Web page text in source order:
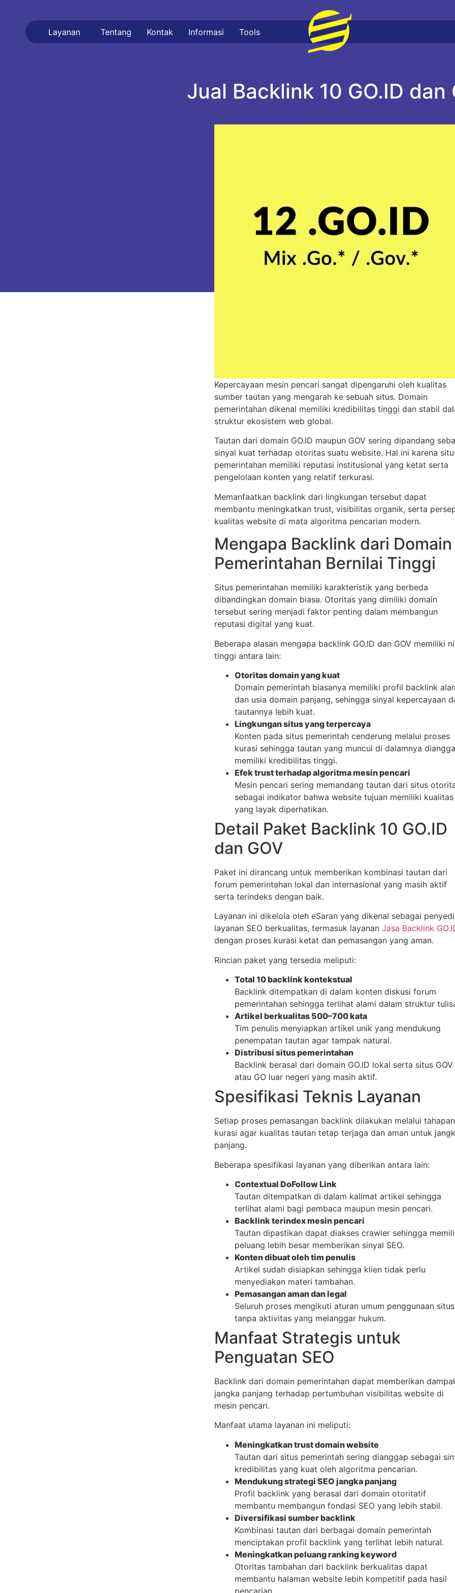
Layanan Tentang Kontak Informasi Tools
Jual Backlink 10 GO.ID dan
Kepercayaan mesin pencari sangat dipengaruhi oleh kualitas
sumber tautan yang mengarah ke sebuah situs. Domain
pemerintahan dikenal memiliki kredibilitas tinggi dan stabil
struktur ekosistem web global.
Tautan dari domain GO.ID maupun GOV sering dipandang
sinyal kuat terhadap otoritas suatu website. Hal ini karena
pemerintahan memiliki reputasi institusional yang ketat serta
pengelolaan konten yang relatif terkurasi.
Memanfaatkan backlink dari lingkungan tersebut dapat
membantu meningkatkan trust, visibilitas organik, serta
kualitas website di mata algoritma pencarian modern.
Mengapa Backlink dari Domain
Pemerintahan Bernilai Tinggi
Situs pemerintahan memiliki karakteristik yang berbeda
dibandingkan domain biasa. Otoritas yang dimiliki domain
tersebut sering menjadi faktor penting dalam membangun
reputasi digital yang kuat.
Beberapa alasan mengapa backlink GO.ID dan GOV memiliki
tinggi antara lain:
Otoritas domain yang kuat
Domain pemerintah biasanya memiliki profil backlink
dan usia domain panjang, sehingga sinyal kepercayaan
tautannya lebih kuat.
Lingkungan situs yang terpercaya
Konten pada situs pemerintah cenderung melalui proses
kurasi sehingga tautan yang muncul di dalamnya
memiliki kredibilitas tinggi.
Efek trust terhadap algoritma mesin pencari
Mesin pencari sering memandang tautan dari situs
sebagai indikator bahwa website tujuan memiliki kualitas
yang layak diperhatikan.
Detail Paket Backlink 10 GO.ID
dan GOV
Paket ini dirancang untuk memberikan kombinasi tautan dari
forum pemerintahan lokal dan internasional yang masih aktif
serta terindeks dengan baik.
Layanan ini dikelola oleh eSaran yang dikenal sebagai
layanan SEO berkualitas, termasuk layanan Jasa Backlink
dengan proses kurasi ketat dan pemasangan yang aman.
Rincian paket yang tersedia meliputi:
Total 10 backlink kontekstual
Backlink ditempatkan di dalam konten diskusi forum
pemerintahan sehingga terlihat alami dalam struktur
Artikel berkualitas 500–700 kata
Tim penulis menyiapkan artikel unik yang mendukung
penempatan tautan agar tampak natural.
Distribusi situs pemerintahan
Backlink berasal dari domain GO.ID lokal serta situs GOV
atau GO luar negeri yang masih aktif.
Spesifikasi Teknis Layanan
Setiap proses pemasangan backlink dilakukan melalui tahapan
kurasi agar kualitas tautan tetap terjaga dan aman untuk
panjang.
Beberapa spesifikasi layanan yang diberikan antara lain:
Contextual DoFollow Link
Tautan ditempatkan di dalam kalimat artikel sehingga
terlihat alami bagi pembaca maupun mesin pencari.
Backlink terindex mesin pencari
Tautan dipastikan dapat diakses crawler sehingga
peluang lebih besar memberikan sinyal SEO.
Konten dibuat oleh tim penulis
Artikel sudah disiapkan sehingga klien tidak perlu
menyediakan materi tambahan.
Pemasangan aman dan legal
Seluruh proses mengikuti aturan umum penggunaan
tanpa aktivitas yang melanggar hukum.
Manfaat Strategis untuk
Penguatan SEO
Backlink dari domain pemerintahan dapat memberikan
jangka panjang terhadap pertumbuhan visibilitas website di
mesin pencari.
Manfaat utama layanan ini meliputi:
Meningkatkan trust domain website
Tautan dari situs pemerintah sering dianggap sebagai
kredibilitas yang kuat oleh algoritma pencarian.
Mendukung strategi SEO jangka panjang
Profil backlink yang berasal dari domain otoritatif
membantu membangun fondasi SEO yang lebih stabil.
Diversifikasi sumber backlink
Kombinasi tautan dari berbagai domain pemerintah
menciptakan profil backlink yang terlihat lebih natural.
Meningkatkan peluang ranking keyword
Otoritas tambahan dari backlink berkualitas dapat
membantu halaman website lebih kompetitif pada hasil
pencarian.